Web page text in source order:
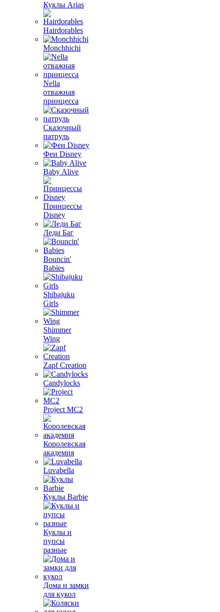
Куклы Arias
Hairdorables
Monchhichi
Nella
отважная
принцесса
Сказочный
патруль
Феи Disney
Baby Alive
Принцессы
Disney
Леди Баг
Bouncin'
Babies
Shibajuku
Girls
Shimmer
Wing
Zapf Creation
Candylocks
Project MС2
Королевская
академия
Luvabella
Куклы Barbie
Куклы и
пупсы
разные
Дома и замки
для кукол